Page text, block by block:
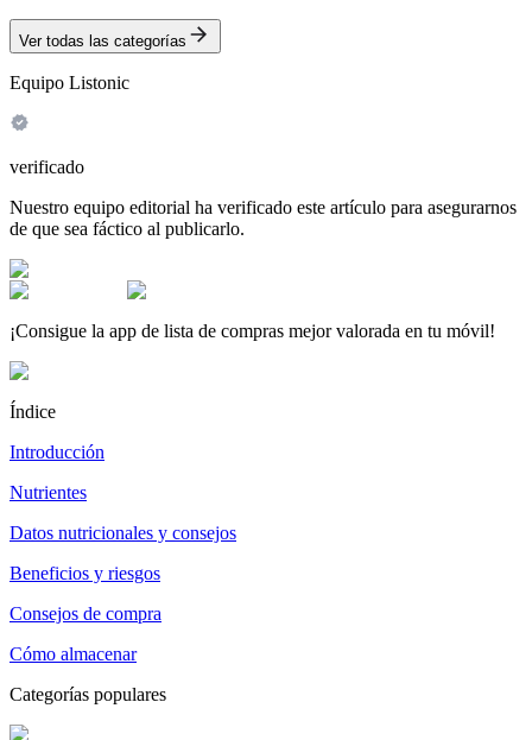
Ver todas las categorías
Equipo Listonic
verificado
Nuestro equipo editorial ha verificado este artículo para asegurarnos
de que sea fáctico al publicarlo.
¡Consigue la app de lista de compras mejor valorada en tu móvil!
Índice
Introducción
Nutrientes
Datos nutricionales y consejos
Beneficios y riesgos
Consejos de compra
Cómo almacenar
Categorías populares